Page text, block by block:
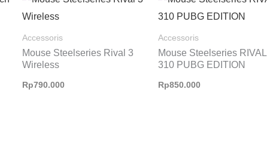
Accessoris
Mouse Steelseries Rival 3
Wireless
Rp790.000
Accessoris
Mouse Steelseries RIVAL
310 PUBG EDITION
Rp850.000